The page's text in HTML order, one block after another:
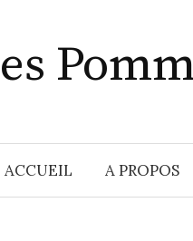
ACCUEIL A PROPOS